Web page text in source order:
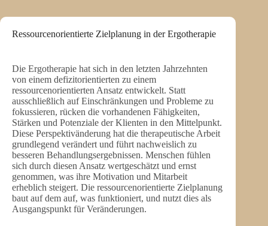
Ressourcenorientierte Zielplanung in der Ergotherapie
Die Ergotherapie hat sich in den letzten Jahrzehnten
von einem defizitorientierten zu einem
ressourcenorientierten Ansatz entwickelt. Statt
ausschließlich auf Einschränkungen und Probleme zu
fokussieren, rücken die vorhandenen Fähigkeiten,
Stärken und Potenziale der Klienten in den Mittelpunkt.
Diese Perspektivänderung hat die therapeutische Arbeit
grundlegend verändert und führt nachweislich zu
besseren Behandlungsergebnissen. Menschen fühlen
sich durch diesen Ansatz wertgeschätzt und ernst
genommen, was ihre Motivation und Mitarbeit
erheblich steigert. Die ressourcenorientierte Zielplanung
baut auf dem auf, was funktioniert, und nutzt dies als
Ausgangspunkt für Veränderungen.